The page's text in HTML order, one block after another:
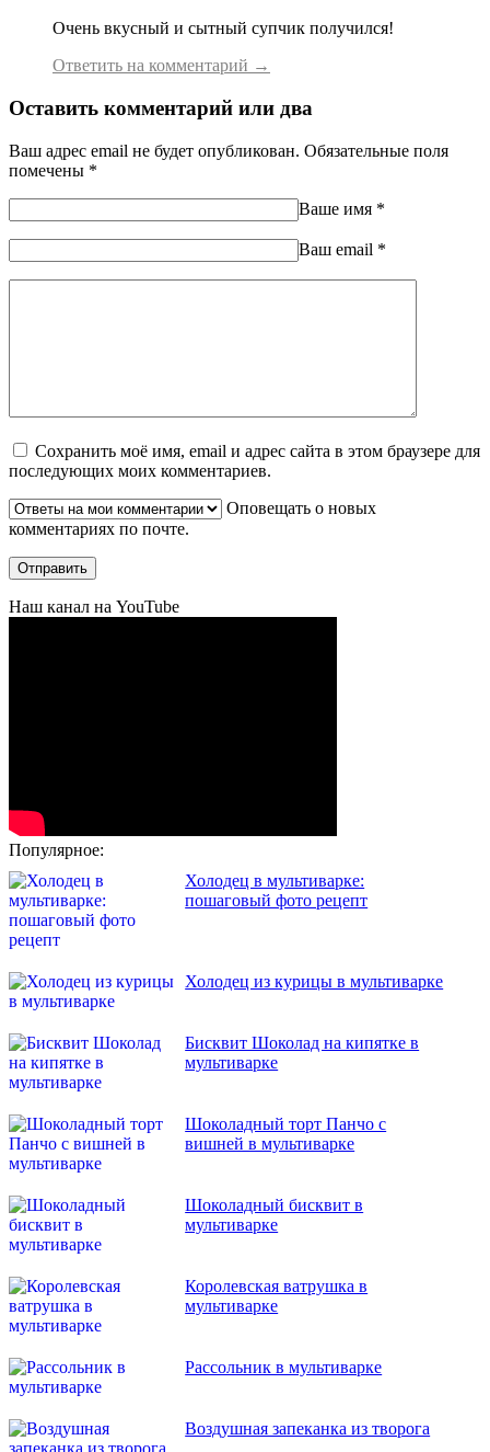
Очень вкусный и сытный супчик получился!
Ответить на комментарий →
Оставить комментарий или два
Ваш адрес email не будет опубликован. Обязательные поля
помечены *
Ваше имя *
Ваш еmail *
Сохранить моё имя, email и адрес сайта в этом браузере для
последующих моих комментариев.
Оповещать о новых
комментариях по почте.
Наш канал на YouTube
Популярное:
Холодец в мультиварке:
пошаговый фото рецепт
Холодец из курицы в мультиварке
Бисквит Шоколад на кипятке в
мультиварке
Шоколадный торт Панчо с
вишней в мультиварке
Шоколадный бисквит в
мультиварке
Королевская ватрушка в
мультиварке
Рассольник в мультиварке
Воздушная запеканка из творога